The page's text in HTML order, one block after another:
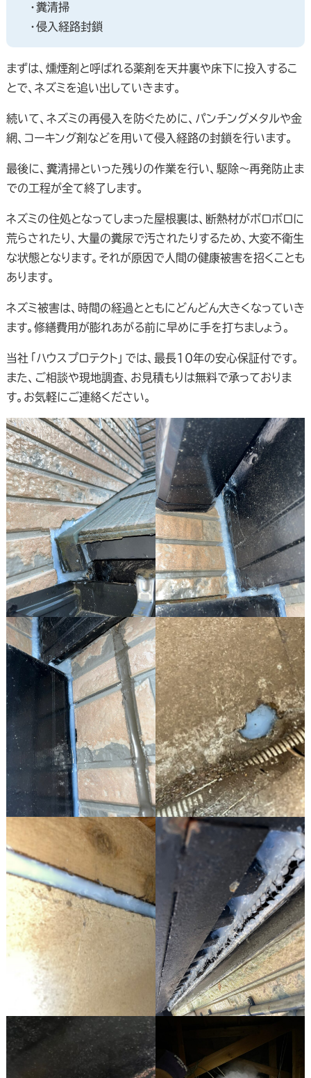
・糞清掃
・侵入経路封鎖
まずは、燻煙剤と呼ばれる薬剤を天井裏や床下に投入するこ
とで、ネズミを追い出していきます。
続いて、ネズミの再侵入を防ぐために、パンチングメタルや金
網、コーキング剤などを用いて侵入経路の封鎖を行います。
最後に、糞清掃といった残りの作業を行い、駆除～再発防止ま
での工程が全て終了します。
ネズミの住処となってしまった屋根裏は、断熱材がボロボロに
荒らされたり、大量の糞尿で汚されたりするため、大変不衛生
な状態となります。それが原因で人間の健康被害を招くことも
あります。
ネズミ被害は、時間の経過とともにどんどん大きくなっていき
ます。修繕費用が膨れあがる前に早めに手を打ちましょう。
当社「ハウスプロテクト」では、最長10年の安心保証付です。
また、ご相談や現地調査、お見積もりは無料で承っておりま
す。お気軽にご連絡ください。